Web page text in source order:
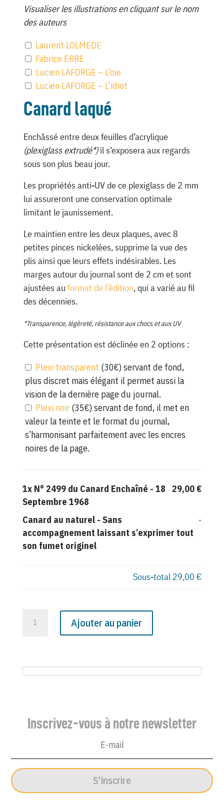
Visualiser les illustrations en cliquant sur le nom
des auteurs
Laurent LOLMEDE
Fabrice ERRE
Lucien LAFORGE – L’oie
Lucien LAFORGE – L’idiot
Canard laqué
Enchâssé entre deux feuilles d’acrylique
(plexiglass extrudé*)il s’exposera aux regards
sous son plus beau jour.
Les propriétés anti-UV de ce plexiglass de 2 mm
lui assureront une conservation optimale
limitant le jaunissement.
Le maintien entre les deux plaques, avec 8
petites pinces nickelées, supprime la vue des
plis ainsi que leurs effets indésirables. Les
marges autour du journal sont de 2 cm et sont
ajustées au format de l’édition, qui a varié au fil
des décennies.
*Transparence, légèreté, résistance aux chocs et aux UV
Cette présentation est déclinée en 2 options :
Plexi transparent (30€) servant de fond,
plus discret mais élégant il permet aussi la
vision de la dernière page du journal.
Plexi noir (35€) servant de fond, il met en
valeur la teinte et le format du journal,
s’harmonisant parfaitement avec les encres
noires de la page.
1x N° 2499 du Canard Enchaîné - 18
Septembre 1968
29,00 €
Canard au naturel- Sans
accompagnement laissant s’exprimer tout
son fumet originel
-
Sous-total 29,00 €
du
18
Ajouter au panier
Inscrivez-vous à notre newsletter
S'inscrire